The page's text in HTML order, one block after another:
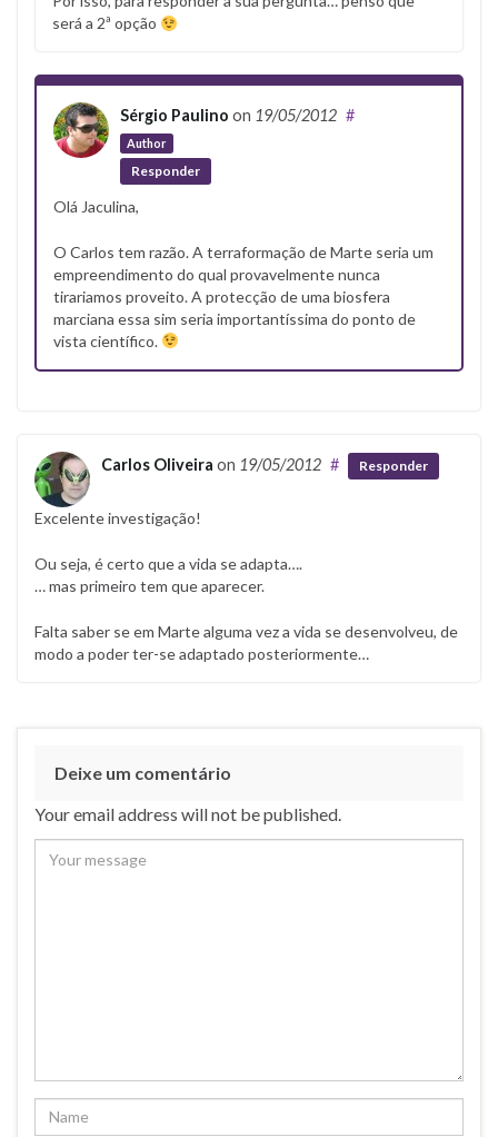
será a 2ª opção
Sérgio Paulino on 19/05/2012
Author
#
Responder
Olá Jaculina,
O Carlos tem razão. A terraformação de Marte seria um
empreendimento do qual provavelmente nunca
tirariamos proveito. A protecção de uma biosfera
marciana essa sim seria importantíssima do ponto de
vista científico.
Carlos Oliveira on 19/05/2012 # Responder
Excelente investigação!
Ou seja, é certo que a vida se adapta….
… mas primeiro tem que aparecer.
Falta saber se em Marte alguma vez a vida se desenvolveu, de
modo a poder ter-se adaptado posteriormente…
Deixe um comentário
Your email address will not be published.